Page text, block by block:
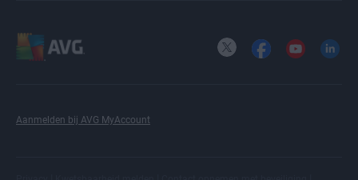
Aanmelden bij AVG MyAccount